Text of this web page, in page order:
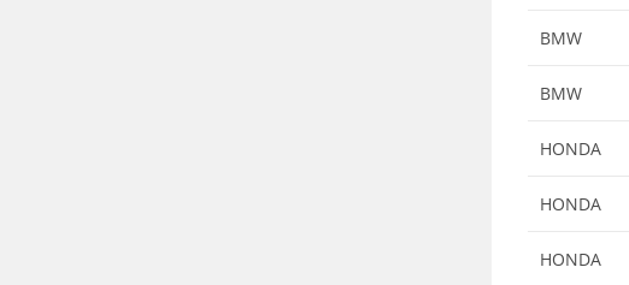
BMW
BMW
HONDA
HONDA
HONDA